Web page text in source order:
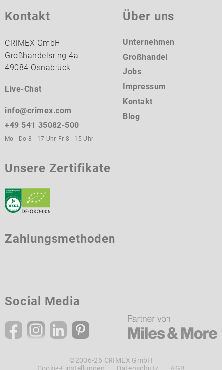
Kontakt
CRIMEX GmbH
Großhandelsring 4a
49084 Osnabrück
Live-Chat
info@crimex.com
+49 541 35082-500
Mo - Do 8 - 17 Uhr, Fr 8 - 15 Uhr
Über uns
Unternehmen
Großhandel
Jobs
Impressum
Kontakt
Blog
Unsere Zertifikate
Zahlungsmethoden
Social Media
©2006-26 CRIMEX GmbH
Cookie-Einstellungen
Datenschutz AGB